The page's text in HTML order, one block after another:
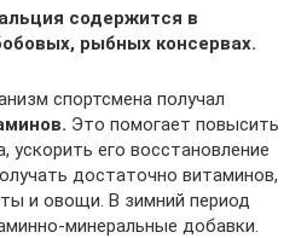
содержится в
рыбных консервах.
спортсмена получал
Это помогает повысить
ускорить его восстановление
достаточно витаминов,
и овощи. В зимний период
минеральные добавки.